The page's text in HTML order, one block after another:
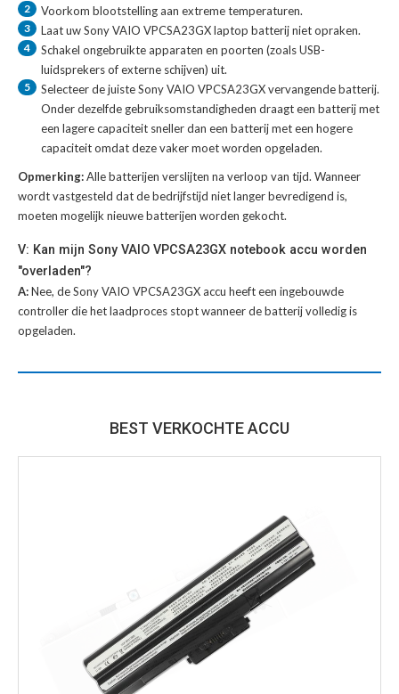
2 Voorkom blootstelling aan extreme temperaturen.
3 Laat uwSony VAIO VPCSA23GX laptop batterijniet opraken.
4
Schakel ongebruikte apparaten en poorten (zoals USB-
luidsprekers of externe schijven) uit.
5 Selecteer de juisteSony VAIO VPCSA23GX vervangende batterij.
Onder dezelfde gebruiksomstandigheden draagt een batterij met
een lagere capaciteit sneller dan een batterij met een hogere
capaciteit omdat deze vaker moet worden opgeladen.
Opmerking:Alle batterijen verslijten na verloop van tijd. Wanneer
wordt vastgesteld dat de bedrijfstijd niet langer bevredigend is,
moeten mogelijk nieuwe batterijen worden gekocht.
V: Kan mijn Sony VAIO VPCSA23GX notebook accu worden
"overladen"?
A:Nee, de Sony VAIO VPCSA23GX accu heeft een ingebouwde
controller die het laadproces stopt wanneer de batterij volledig is
opgeladen.
BEST VERKOCHTE ACCU